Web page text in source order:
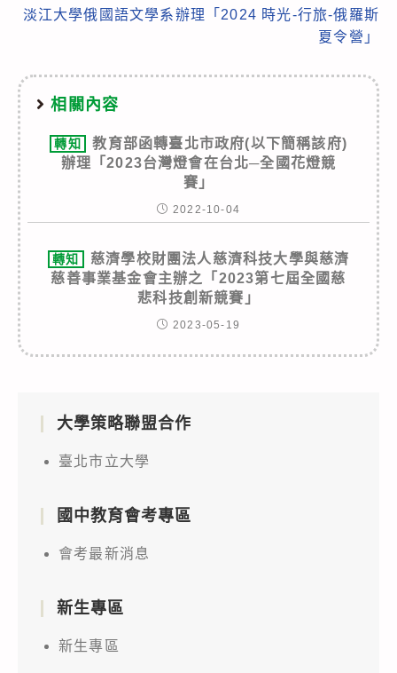
淡江大學俄國語文學系辦理「2024 時光-行旅-俄羅斯
夏令營」
相關內容
轉知
教育部函轉臺北市政府(以下簡稱該府)
辦理「2023台灣燈會在台北─全國花燈競
賽」
2022-10-04
轉知
慈濟學校財團法人慈濟科技大學與慈濟
慈善事業基金會主辦之「2023第七屆全國慈
悲科技創新競賽」
2023-05-19
大學策略聯盟合作
臺北市立大學
國中教育會考專區
會考最新消息
新生專區
新生專區